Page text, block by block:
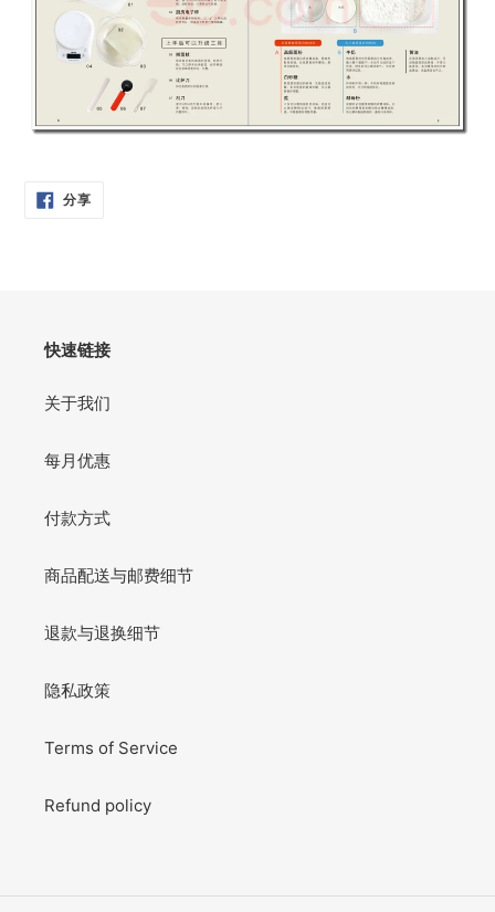
分享分
快速链接
关于我们
每月优惠
付款方式
商品配送与邮费细节
退款与退换细节
隐私政策
Terms of Service
Refund policy